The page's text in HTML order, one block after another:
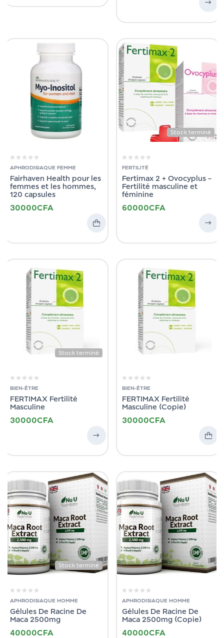
APHRODISIAQUE FEMME
Fairhaven Health pour les
femmes et les hommes,
120 capsules
30000CFA
Stock terminé
FERTILITÉ
Fertimax 2 + Ovocyplus –
Fertilité masculine et
féminine
60000CFA
Stock terminé
BIEN-ÊTRE
FERTIMAX Fertilité
Masculine
30000CFA
BIEN-ÊTRE
FERTIMAX Fertilité
Masculine (Copie)
30000CFA
Stock terminé
APHRODISIAQUE HOMME
Gélules De Racine De
Maca 2500mg
40000CFA
APHRODISIAQUE HOMME
Gélules De Racine De
Maca 2500mg (Copie)
40000CFA